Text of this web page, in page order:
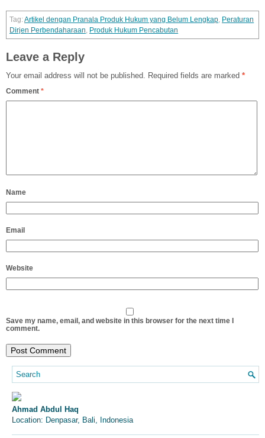
Artikel dengan Pranala Produk Hukum yang Belum Lengkap, Peraturan
Dirjen Perbendaharaan, Produk Hukum Pencabutan
Leave a Reply
Your email address will not be published. Required fields are marked *
Comment *
Name
Email
Website
Save my name, email, and website in this browser for the next time I
comment.
Ahmad Abdul Haq
Location: Denpasar, Bali, Indonesia